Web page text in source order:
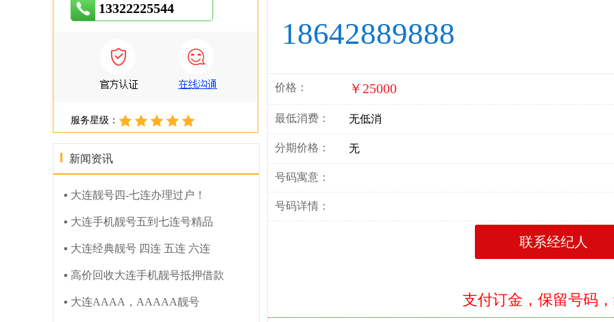
18642889888
价格： ￥25000
最低消费： 无低消
分期价格： 无
号码寓意：
号码详情：
联系经纪人
支付订金，保留号码
13322225544
服务星级：
新闻资讯
▪ 大连靓号四-七连办理过户！
▪ 大连手机靓号五到七连号精品
▪ 大连经典靓号 四连 五连 六连
▪ 高价回收大连手机靓号抵押借款
▪ 大连AAAA，AAAAA靓号